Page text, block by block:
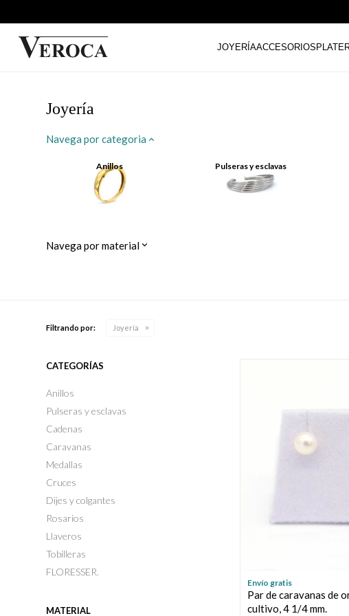
JOYERÍAACCESORIOS
Joyería
Navega por categoria
Anillos Pulseras y esclavas
Navega por material
Filtrando por: Joyería
Envío gratis
Par de caravanas de
cultivo, 4 1/4 mm.
CATEGORÍAS
Anillos
Pulseras y esclavas
Cadenas
Caravanas
Medallas
Cruces
Dijes y colgantes
Rosarios
Llaveros
Tobilleras
FLORESSER.
MATERIAL